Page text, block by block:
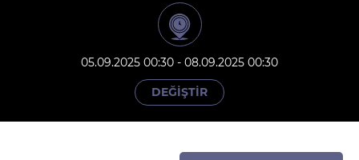
05.09.2025 00:30 - 08.09.2025 00:30
DEĞİŞTİR